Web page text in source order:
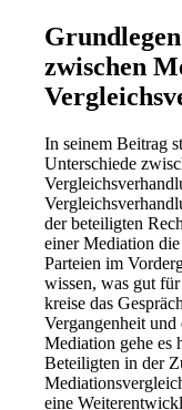
zwischen
In seinem Beitrag
Unterschiede
der beteiligten
einer Mediation
Parteien im
wissen, was gut
kreise das
Vergangenheit
Mediation gehe es
Beteiligten in der
eine